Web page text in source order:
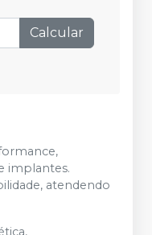
Avise-me
Calcular
implantes.
atendendo